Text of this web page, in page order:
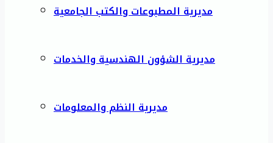
مديرية المطبوعات والكتب الجامعية
مديرية الشؤون الهندسية والخدمات
مديرية النظم والمعلومات